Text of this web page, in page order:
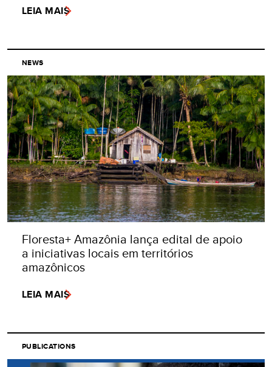
LEIA MAIS
NEWS
Floresta+ Amazônia lança edital de apoio
a iniciativas locais em territórios
amazônicos
LEIA MAIS
PUBLICATIONS